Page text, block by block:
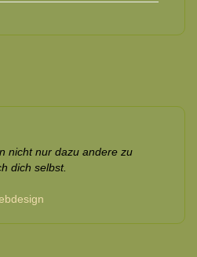
nicht nur dazu andere zu
dich selbst.